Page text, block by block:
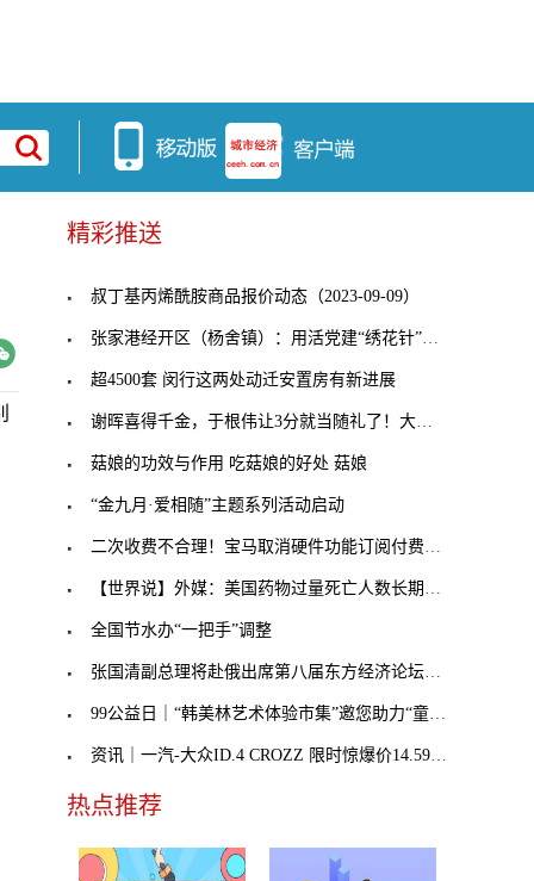
精彩推送
叔丁基丙烯酰胺商品报价动态（2023-09-09）
张家港经开区（杨舍镇）：用活党建“绣花针”，穿起
超4500套 闵行这两处动迁安置房有新进展
谢晖喜得千金，于根伟让3分就当随礼了！大连人客战
菇娘的功效与作用 吃菇娘的好处 菇娘
“金九月·爱相随”主题系列活动启动
二次收费不合理！宝马取消硬件功能订阅付费，奔驰不
【世界说】外媒：美国药物过量死亡人数长期处于历史
全国节水办“一把手”调整
张国清副总理将赴俄出席第八届东方经济论坛，外交部
99公益日｜“韩美林艺术体验市集”邀您助力“童音童
资讯｜一汽-大众ID.4 CROZZ 限时惊爆价14.59万元起
热点推荐